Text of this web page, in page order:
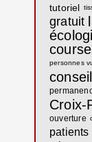
tutoriel
gratuit
personnes
Croix-
ouverture
patients